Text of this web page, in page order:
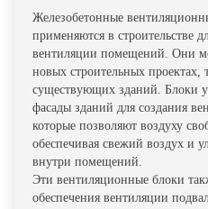
Железобетонные
применяются в строительстве
вентиляции помещений. Они
новых строительных проектах,
существующих зданий. Блоки
фасады зданий для создания
которые позволяют воздуху
обеспечивая свежий воздух и
внутри помещений.
Эти вентиляционные блоки
обеспечения вентиляции